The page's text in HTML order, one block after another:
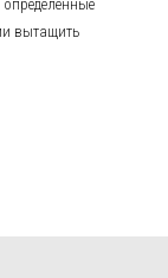
вытащить